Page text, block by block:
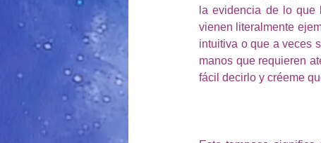
la evidencia de lo
vienen literalmente
intuitiva o que a veces
manos que requieren
fácil decirlo y créeme